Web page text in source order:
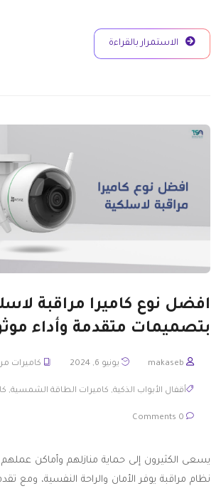
الاستمرار بالقراءة
افضل نوع كاميرا مراقبة
بتصميمات متقدمة وأداء
makaseb يونيو 6, 2024 كاميرات
أقفال الأبواب الذكية, كاميرات الطاقة الشمسية,
يسعى الكثيرون إلى حماية منازلهم وأماكن
نظام مراقبة يوفر الأمان والراحة النفسية، ومع تقدم